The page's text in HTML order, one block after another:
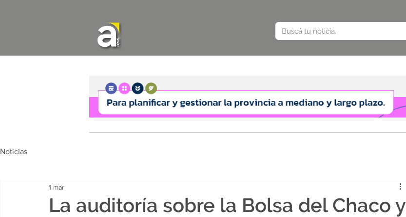
Noticias
La auditoría sobre la Bolsa del Chaco y
1 mar